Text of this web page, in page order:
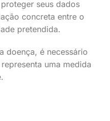
seus dados
concreta entre o
pretendida.
doença, é necessário
uma medida